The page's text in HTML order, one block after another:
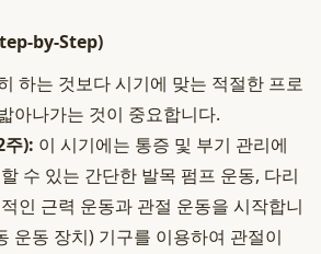
by-Step)
하는 것보다 시기에 맞는 적절한 프로
아나가는 것이 중요합니다.
주): 이 시기에는 통증 및 부기 관리에
수 있는 간단한 발목 펌프 운동, 다리
인 근력 운동과 관절 운동을 시작합니
운동 장치) 기구를 이용하여 관절이